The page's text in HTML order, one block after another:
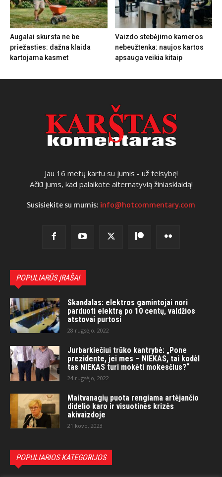
Augalai skursta ne be
priežasties: dažna klaida
kartojama kasmet
Vaizdo stebėjimo kameros
nebeužtenka: naujos kartos
apsauga veikia kitaip
Jau 16 metų kartu su jumis - už teisybę!
Ačiū jums, kad palaikote alternatyvią žiniasklaidą!
Susisiekite su mumis: info@hotcommentary.com
POPULIARŪS ĮRAŠAI
Skandalas: elektros gamintojai nori
parduoti elektrą po 10 centų, valdžios
atstovai purtosi
28 rugsėjo, 2022
Jurbarkiečiui trūko kantrybė: „Pone
prezidente, jei mes – NIEKAS, tai kodėl
tas NIEKAS turi mokėti mokesčius?“
24 rugsėjo, 2022
Maitvanagių puota rengiama artėjančio
didelio karo ir visuotinės krizės
akivaizdoje
21 kovo, 2023
POPULIARIOS KATEGORIJOS